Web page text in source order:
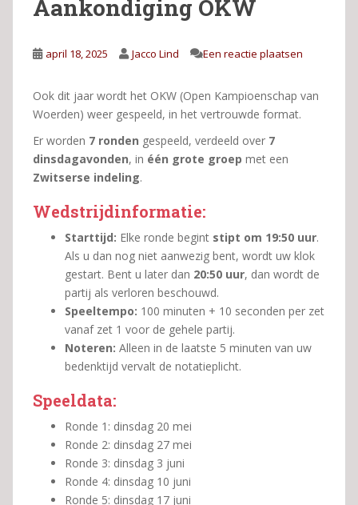
Aankondiging OKW
april 18, 2025 Jacco Lind Een reactie plaatsen
Ook dit jaar wordt het OKW (Open Kampioenschap van
Woerden) weer gespeeld, in het vertrouwde format.
Er worden 7 ronden gespeeld, verdeeld over 7
dinsdagavonden, in één grote groep met een
Zwitserse indeling.
Wedstrijdinformatie:
Starttijd: Elke ronde begint stipt om 19:50 uur.
Als u dan nog niet aanwezig bent, wordt uw klok
gestart. Bent u later dan 20:50 uur, dan wordt de
partij als verloren beschouwd.
Speeltempo: 100 minuten + 10 seconden per zet
vanaf zet 1 voor de gehele partij.
Noteren: Alleen in de laatste 5 minuten van uw
bedenktijd vervalt de notatieplicht.
Speeldata:
Ronde 1: dinsdag 20 mei
Ronde 2: dinsdag 27 mei
Ronde 3: dinsdag 3 juni
Ronde 4: dinsdag 10 juni
Ronde 5: dinsdag 17 juni